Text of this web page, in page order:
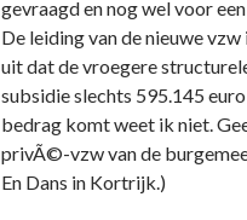
gevraagd en nog wel voor
De leiding van de nieuwe
uit dat de vroegere
subsidie slechts 595.145
bedrag komt weet ik niet.
privÃ©-vzw van de
En Dans in Kortrijk.)